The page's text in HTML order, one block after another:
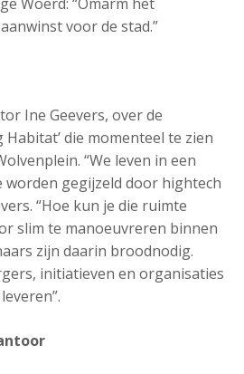
voor de stad.”
Ine Geevers, over de
Habitat’ die momenteel te zien
“We leven in een
worden gegijzeld door hightech
“Hoe kun je die ruimte
slim te manoeuvreren binnen
zijn daarin broodnodig.
initiatieven en organisaties